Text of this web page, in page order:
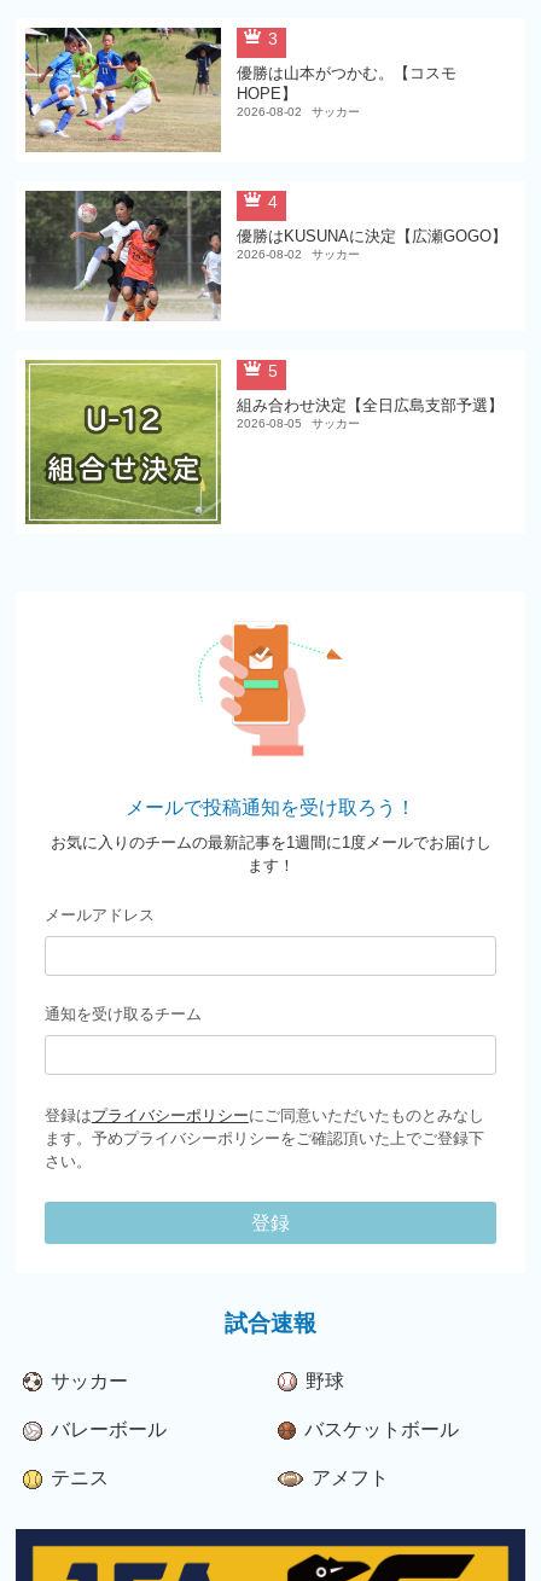
3
優勝は山本がつかむ。【コスモ
HOPE】
2026-08-02 サッカー
4
優勝はKUSUNAに決定【広瀬GOGO】
2026-08-02 サッカー
5
組み合わせ決定【全日広島支部予選】
2026-08-05 サッカー
メールで投稿通知を受け取ろう！
お気に入りのチームの最新記事を1週間に1度メールでお届けし
ます！
メールアドレス
通知を受け取るチーム
登録はプライバシーポリシーにご同意いただいたものとみなし
ます。予めプライバシーポリシーをご確認頂いた上でご登録下
さい。
登録
試合速報
サッカー 野球
バレーボール バスケットボール
テニス アメフト